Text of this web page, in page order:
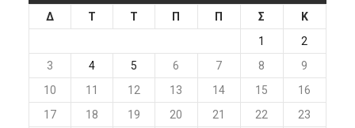
Δ
Τ Τ Π Π Σ
Κ
1
2
3
4 5 6 7 8
9
10
11 12 13 14 15
16
17
18 19 20 21 22 23